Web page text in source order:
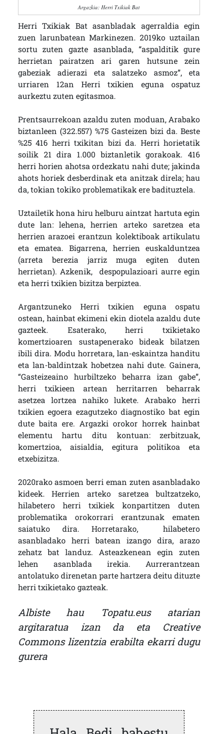
Argazkia: Herri Txikiak Bat
Herri Txikiak Bat asanbladak agerraldia egin
zuen larunbatean Markinezen. 2019ko uztailan
sortu zuten gazte asanblada, “aspalditik gure
herrietan pairatzen ari garen hutsune zein
gabeziak adierazi eta salatzeko asmoz”, eta
urriaren 12an Herri txikien eguna ospatuz
aurkeztu zuten egitasmoa.
Prentsaurrekoan azaldu zuten moduan, Arabako
biztanleen (322.557) %75 Gasteizen bizi da. Beste
%25 416 herri txikitan bizi da. Herri horietatik
soilik 21 dira 1.000 biztanletik gorakoak. 416
herri horien ahotsa ordezkatu nahi dute; jakinda
ahots horiek desberdinak eta anitzak direla; hau
da, tokian tokiko problematikak ere badituztela.
Uztailetik hona hiru helburu aintzat hartuta egin
dute lan: lehena, herrien arteko saretzea eta
herrien arazoei erantzun kolektiboak artikulatu
eta ematea. Bigarrena, herrien euskalduntzea
(arreta berezia jarriz muga egiten duten
herrietan). Azkenik, despopulazioari aurre egin
eta herri txikien bizitza berpiztea.
Argantzuneko Herri txikien eguna ospatu
ostean, hainbat ekimeni ekin diotela azaldu dute
gazteek. Esaterako, herri txikietako
komertzioaren sustapenerako bideak bilatzen
ibili dira. Modu horretara, lan-eskaintza handitu
eta lan-baldintzak hobetzea nahi dute. Gainera,
“Gasteizeaino hurbiltzeko beharra izan gabe”,
herri txikieen artean herritarren beharrak
asetzea lortzea nahiko lukete. Arabako herri
txikien egoera ezagutzeko diagnostiko bat egin
dute baita ere. Argazki orokor horrek hainbat
elementu hartu ditu kontuan: zerbitzuak,
komertzioa, aisialdia, egitura politikoa eta
etxebizitza.
2020rako asmoen berri eman zuten asanbladako
kideek. Herrien arteko saretzea bultzatzeko,
hilabetero herri txikiek konpartitzen duten
problematika orokorrari erantzunak ematen
saiatuko dira. Horretarako, hilabetero
asanbladako herri batean izango dira, arazo
zehatz bat landuz. Asteazkenean egin zuten
lehen asanblada irekia. Aurrerantzean
antolatuko direnetan parte hartzera deitu dituzte
herri txikietako gazteak.
Albiste hau Topatu.eus atarian
argitaratua izan da eta Creative
Commons lizentzia erabilta ekarri dugu
gurera